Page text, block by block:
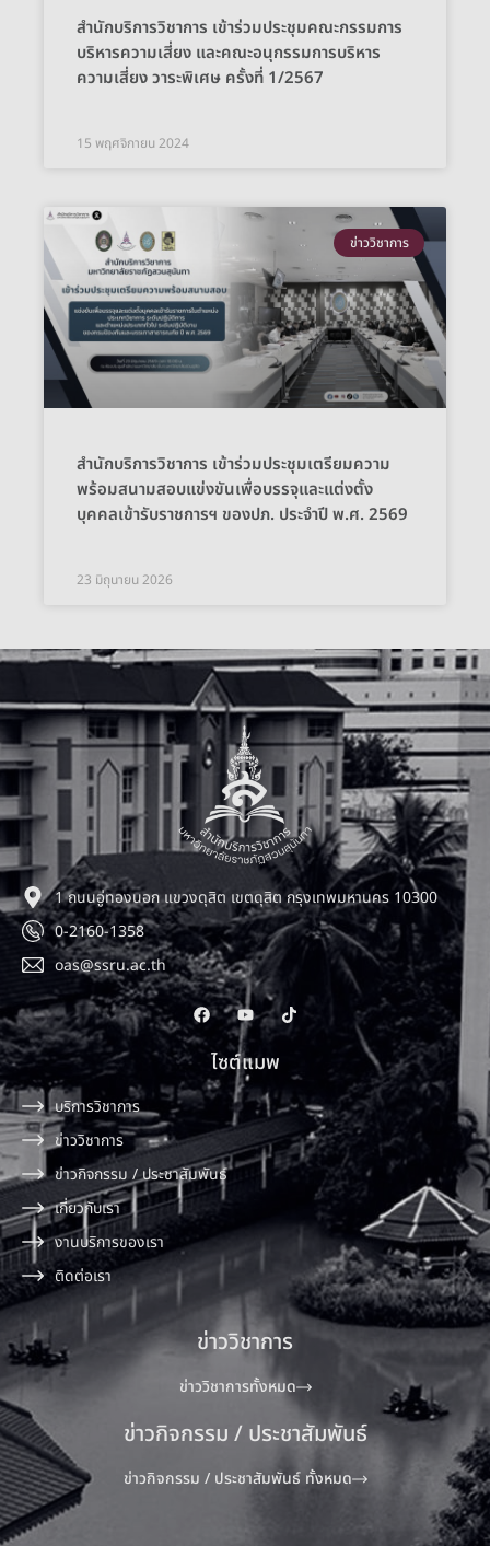
สำนักบริการวิชาการ เข้าร่วมประชุมคณะกรรมการ
บริหารความเสี่ยง และคณะอนุกรรมการบริหาร
ความเสี่ยง วาระพิเศษ ครั้งที่ 1/2567
15 พฤศจิกายน 2024
ข่าววิชาการ
สำนักบริการวิชาการ เข้าร่วมประชุมเตรียมความ
พร้อมสนามสอบแข่งขันเพื่อบรรจุและแต่งตั้ง
บุคคลเข้ารับราชการฯ ของปภ. ประจำปี พ.ศ. 2569
23 มิถุนายน 2026
1 ถนนอู่ทองนอก แขวงดุสิต เขตดุสิต กรุงเทพมหานคร 10300
0-2160-1358
oas@ssru.ac.th
ไซต์แมพ
บริการวิชาการ
ข่าววิชาการ
ข่าวกิจกรรม / ประชาสัมพันธ์
เกี่ยวกับเรา
งานบริการของเรา
ติดต่อเรา
ข่าววิชาการ
ข่าววิชาการทั้งหมด
ข่าวกิจกรรม / ประชาสัมพันธ์
ข่าวกิจกรรม / ประชาสัมพันธ์ ทั้งหมด